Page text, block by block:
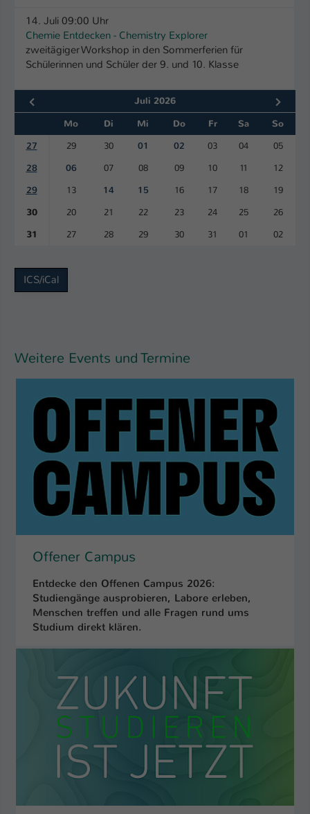
14. Juli 09:00 Uhr
Chemie Entdecken - Chemistry Explorer
zweitägiger Workshop in den Sommerferien für
Schülerinnen und Schüler der 9. und 10. Klasse
Juli 2026
Mo
Di Mi Do Fr Sa So
27 29 30 01 02 03 04
05
28
06 07 08 09 10 11
12
29
13 14 15 16 17 18 19
30 20 21 22 23 24 25 26
31 27 28 29 30 31 01 02
ICS/iCal
Weitere Events und Termine
Offener Campus
Entdecke den Offenen Campus 2026:
Studiengänge ausprobieren, Labore erleben,
Menschen treffen und alle Fragen rund ums
Studium direkt klären.
Zweck
generierte ID, für die historische
Speicherung Ihrer vorgenommen
Einstellungen, falls der Webseiten-
Betreiber dies eingestellt hat.
Name
Anbieter TYPO3
Laufzeit 1 Woche
Cookie von TYPO3. Es speichert im Fall
eines Intranet-Logins die Session-ID. So
Anbieter TYPO3
Zweck
Dieser Cookie teilt der Webseite mit, ob
ein Besucher im Typo3-Backend
angemeldet ist und Rechte besitzt diese
zu verwalten.